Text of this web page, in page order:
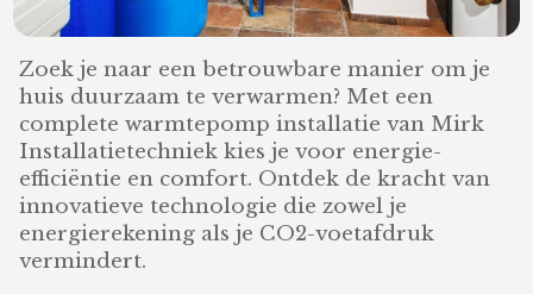
Zoek je naar een betrouwbare manier om je
huis duurzaam te verwarmen? Met een
complete warmtepomp installatie van Mirk
Installatietechniek kies je voor energie-
efficiëntie en comfort. Ontdek de kracht van
innovatieve technologie die zowel je
energierekening als je CO2-voetafdruk
vermindert.